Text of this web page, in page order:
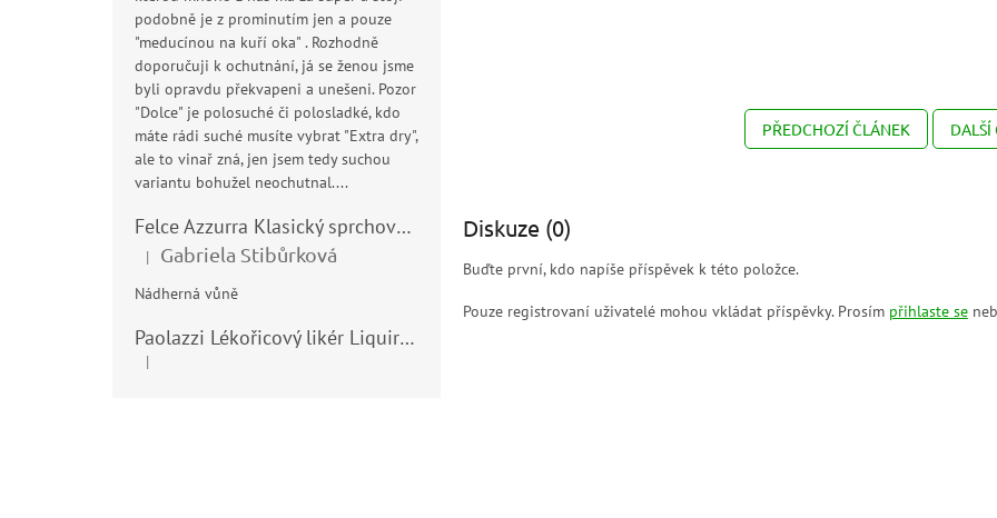
podobně je z prominutím jen a pouze
"meducínou na kuří oka" . Rozhodně
doporučuji k ochutnání, já se ženou jsme
byli opravdu překvapeni a unešeni. Pozor
"Dolce" je polosuché či polosladké, kdo
máte rádi suché musíte vybrat "Extra dry",
ale to vinař zná, jen jsem tedy suchou
variantu bohužel neochutnal....
Felce Azzurra Klasický sprchový gel - doccia gel 400ml
Hodnocení produktu je 5 z 5 hvězdiček.
| Gabriela Stibůrková
Nádherná vůně
Paolazzi Lékořicový likér Liquirizia 24% 0,7L
Hodnocení produktu je 5 z 5 hvězdiček.
|
PŘEDCHOZÍ ČLÁNEK DALŠÍ
Diskuze (0)
Buďte první, kdo napíše příspěvek k této položce.
Pouze registrovaní uživatelé mohou vkládat příspěvky. Prosím přihlaste se